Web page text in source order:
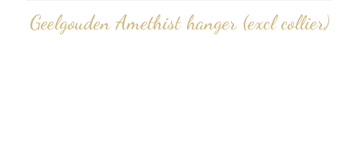
Geelgouden Amethist hanger (excl collier)